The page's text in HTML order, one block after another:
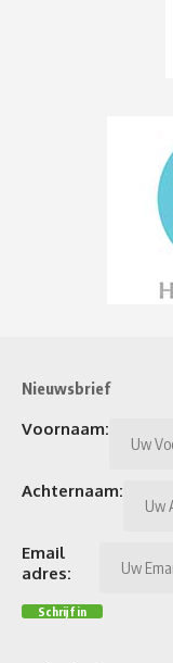
Nieuwsbrief
Voornaam:
Achternaam:
Email
adres: